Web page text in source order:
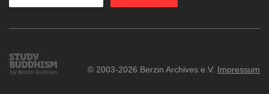
Study
Buddhism
© 2003-2026 Berzin Archives e.V. Impressum